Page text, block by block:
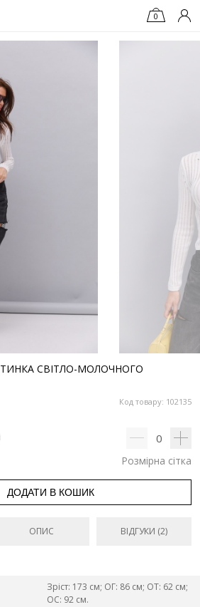
0
СВІТЛО-МОЛОЧНОГО
Код товару: 102135
0
Розмірна сітка
ДОДАТИ В КОШИК
ОПИС ВІДГУКИ (2)
Зріст: 173 см; ОГ: 86 см; ОТ: 62 см;
ОС: 92 см.